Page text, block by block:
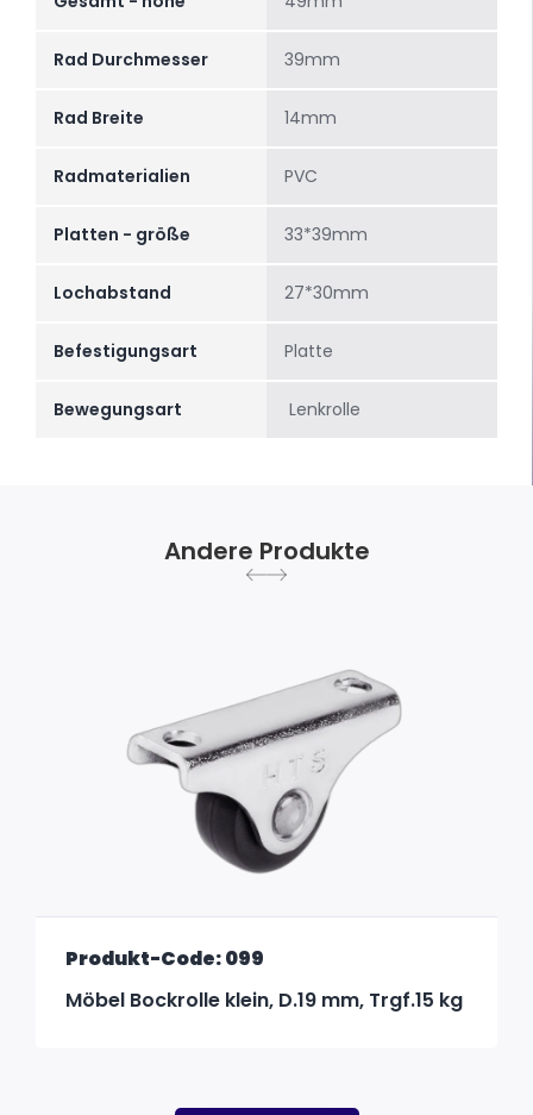
Rad Durchmesser 39mm
Rad Breite 14mm
Radmaterialien PVC
Platten - größe 33*39mm
Lochabstand 27*30mm
Befestigungsart Platte
Bewegungsart Lenkrolle
Andere Produkte
Produkt-Code: 099
Möbel Bockrolle klein, D.19 mm, Trgf.15 kg